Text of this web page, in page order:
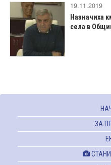
19.11.2019
Назначиха
села в
ЗА